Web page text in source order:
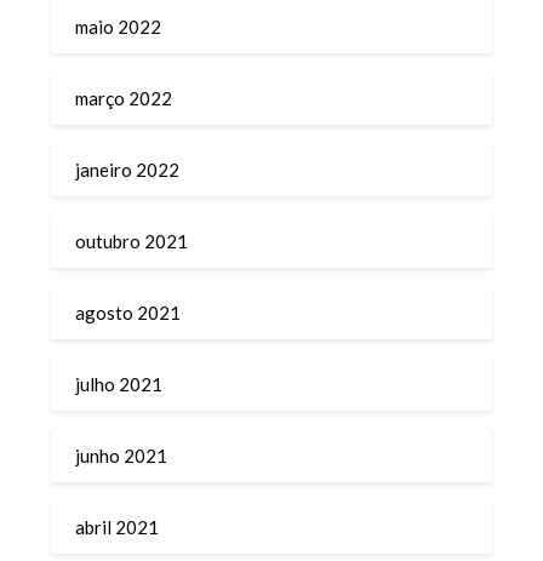
maio 2022
março 2022
janeiro 2022
outubro 2021
agosto 2021
julho 2021
junho 2021
abril 2021